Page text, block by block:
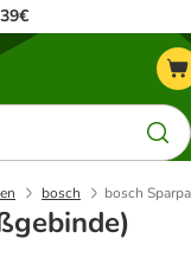
bosch bosch